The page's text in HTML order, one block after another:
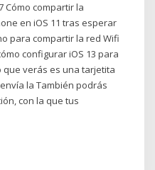
Cómo compartir la
en iOS 11 tras esperar
para compartir la red Wifi
configurar iOS 13 para
que verás es una tarjetita
la También podrás
con la que tus